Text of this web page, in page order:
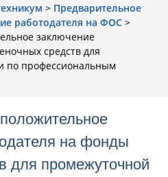
> Предварительное
работодателя на ФОС >
заключение
средств для
по профессиональным
на фонды
для промежуточной